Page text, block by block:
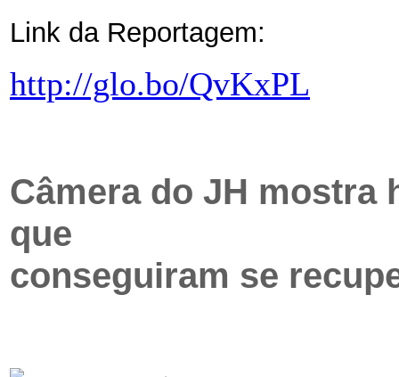
Link da Reportagem:
http://glo.bo/QvKxPL
Câmera do JH
que
conseguiram se